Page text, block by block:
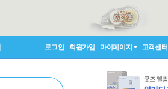
로그인 회원가입 마이페이지 고객센터